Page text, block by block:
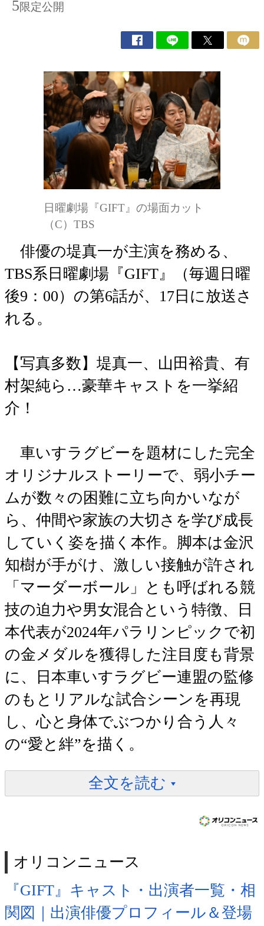
5限定公開
日曜劇場『GIFT』の場面カット
（C）TBS
俳優の堤真一が主演を務める、
TBS系日曜劇場『GIFT』（毎週日曜
後9：00）の第6話が、17日に放送さ
れる。
【写真多数】堤真一、山田裕貴、有
村架純ら…豪華キャストを一挙紹
介！
車いすラグビーを題材にした完全
オリジナルストーリーで、弱小チー
ムが数々の困難に立ち向かいなが
ら、仲間や家族の大切さを学び成長
していく姿を描く本作。脚本は金沢
知樹が手がけ、激しい接触が許され
「マーダーボール」とも呼ばれる競
技の迫力や男女混合という特徴、日
本代表が2024年パラリンピックで初
の金メダルを獲得した注目度も背景
に、日本車いすラグビー連盟の監修
のもとリアルな試合シーンを再現
し、心と身体でぶつかり合う人々
の“愛と絆”を描く。
全文を読む
オリコンニュース
『GIFT』キャスト・出演者一覧・相
関図｜出演俳優プロフィール＆登場